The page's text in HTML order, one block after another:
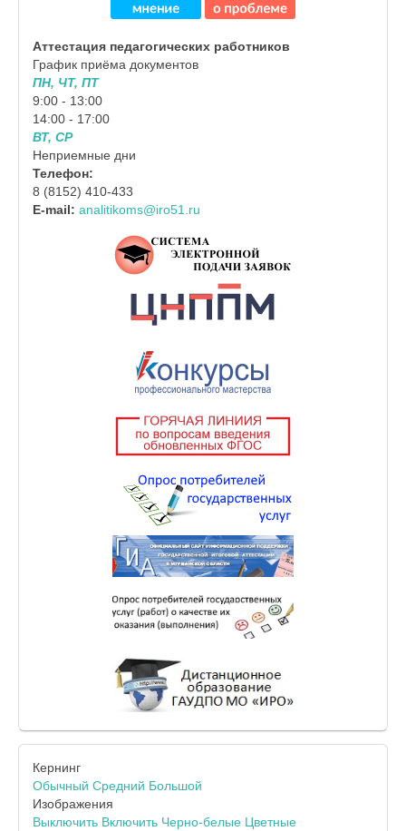
Аттестация педагогических работников
График приёма документов
ПН, ЧТ, ПТ
9:00 - 13:00
14:00 - 17:00
ВТ, СР
Неприемные дни
Телефон:
8 (8152) 410-433
E-mail: analitikoms@iro51.ru
Кернинг
Обычный Средний Большой
Изображения
Выключить Включить Черно-белые Цветные